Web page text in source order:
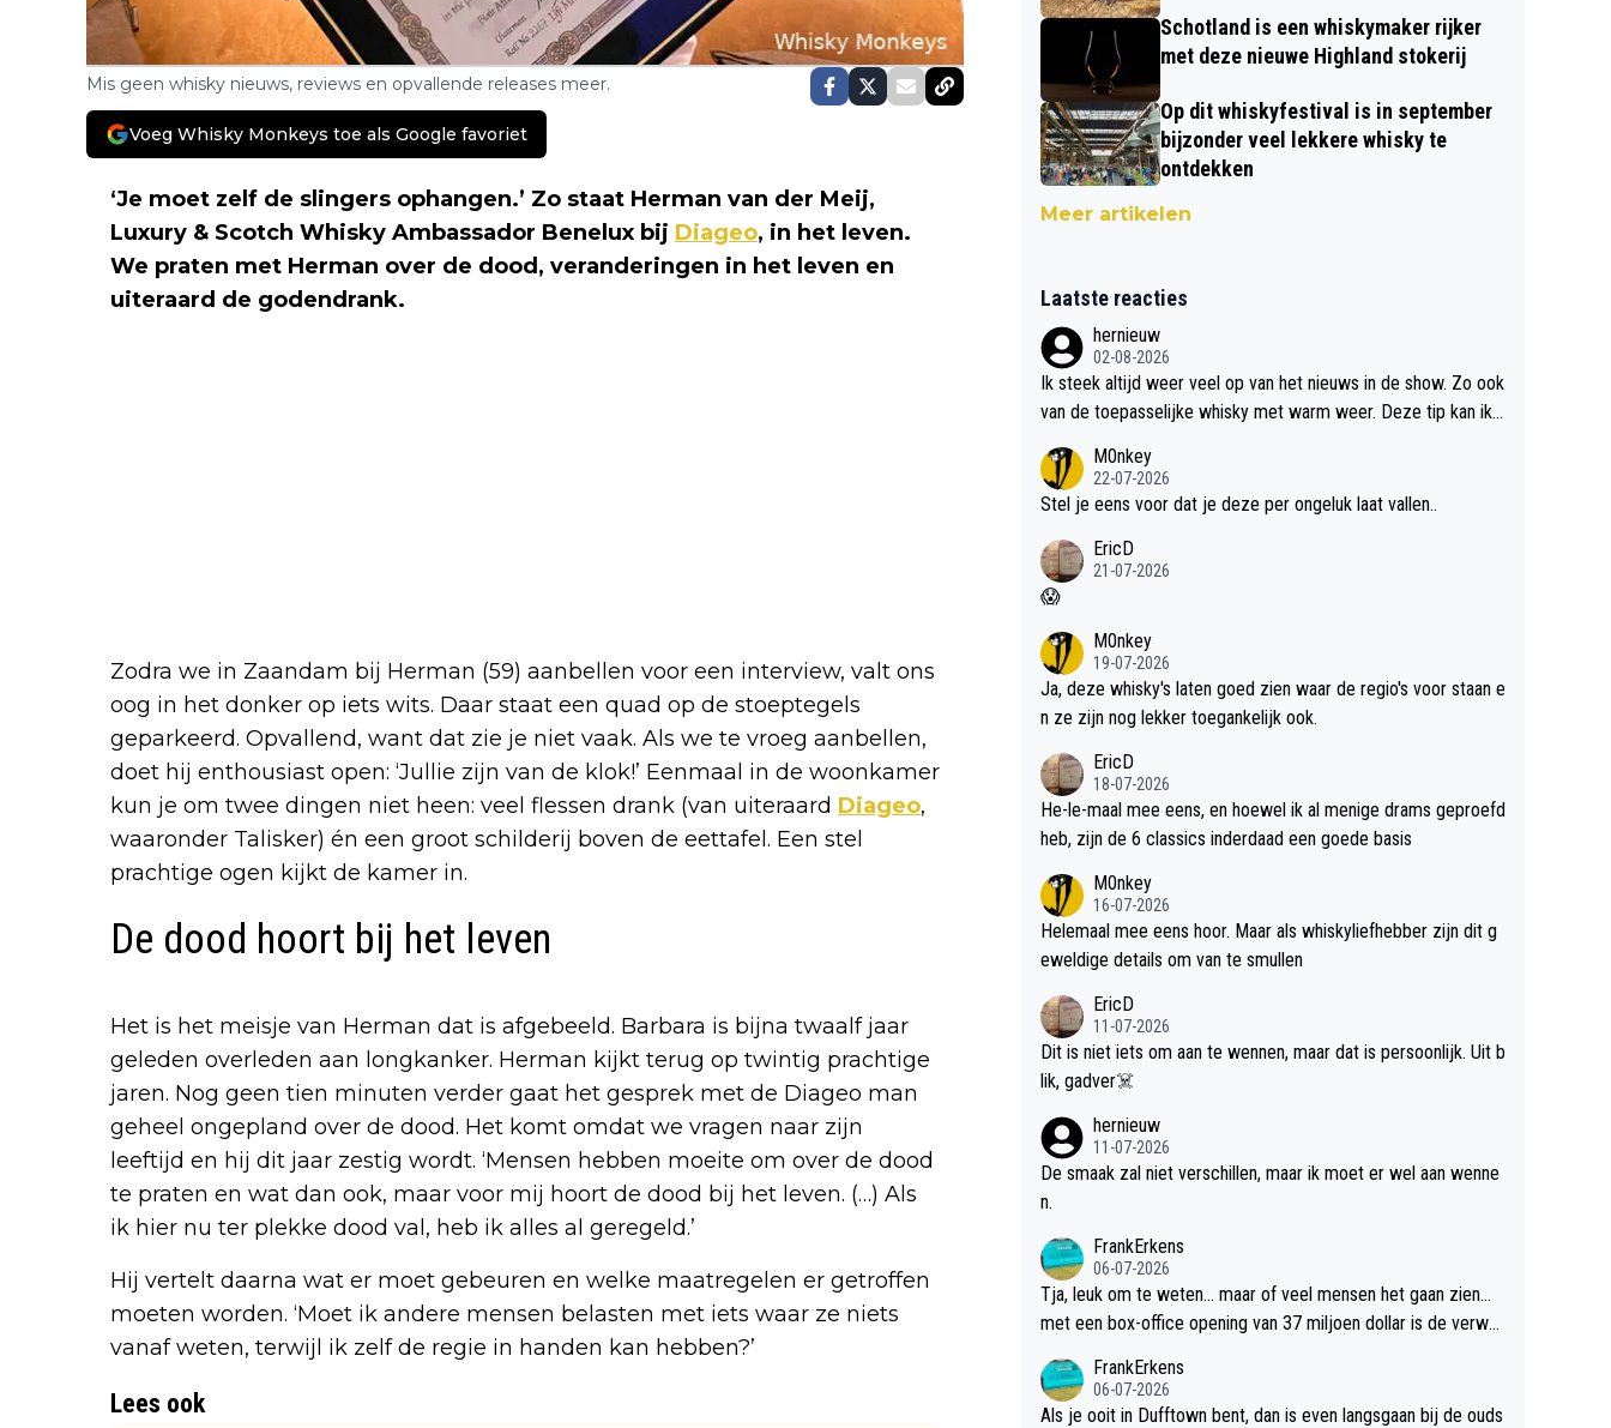
Mis geen whisky nieuws, reviews en opvallende releases meer.
Voeg Whisky Monkeys toe als Google favoriet
‘Je moet zelf de slingers ophangen.’ Zo staat Herman van der Meij,
Luxury & Scotch Whisky Ambassador Benelux bij Diageo, in het leven.
We praten met Herman over de dood, veranderingen in het leven en
uiteraard de godendrank.
Zodra we in Zaandam bij Herman (59) aanbellen voor een interview, valt ons
oog in het donker op iets wits. Daar staat een quad op de stoeptegels
geparkeerd. Opvallend, want dat zie je niet vaak. Als we te vroeg aanbellen,
doet hij enthousiast open: ‘Jullie zijn van de klok!’ Eenmaal in de woonkamer
kun je om twee dingen niet heen: veel flessen drank (van uiteraard Diageo,
waaronder Talisker) én een groot schilderij boven de eettafel. Een stel
prachtige ogen kijkt de kamer in.
De dood hoort bij het leven
Het is het meisje van Herman dat is afgebeeld. Barbara is bijna twaalf jaar
geleden overleden aan longkanker. Herman kijkt terug op twintig prachtige
jaren. Nog geen tien minuten verder gaat het gesprek met de Diageo man
geheel ongepland over de dood. Het komt omdat we vragen naar zijn
leeftijd en hij dit jaar zestig wordt. ‘Mensen hebben moeite om over de dood
te praten en wat dan ook, maar voor mij hoort de dood bij het leven. (…) Als
ik hier nu ter plekke dood val, heb ik alles al geregeld.’
Hij vertelt daarna wat er moet gebeuren en welke maatregelen er getroffen
moeten worden. ‘Moet ik andere mensen belasten met iets waar ze niets
vanaf weten, terwijl ik zelf de regie in handen kan hebben?’
Lees ook
Schotland is een whiskymaker rijker
met deze nieuwe Highland stokerij
Op dit whiskyfestival is in september
bijzonder veel lekkere whisky te
ontdekken
Meer artikelen
Laatste reacties
hernieuw
02-08-2026
Ik steek altijd weer veel op van het nieuws in de show. Zo ook
van de toepasselijke whisky met warm weer. Deze tip kan ik
M0nkey
22-07-2026
Stel je eens voor dat je deze per ongeluk laat vallen..
EricD
21-07-2026
😱
M0nkey
19-07-2026
Ja, deze whisky's laten goed zien waar de regio's voor staan e
n ze zijn nog lekker toegankelijk ook.
EricD
18-07-2026
He-le-maal mee eens, en hoewel ik al menige drams geproefd
heb, zijn de 6 classics inderdaad een goede basis
M0nkey
16-07-2026
Helemaal mee eens hoor. Maar als whiskyliefhebber zijn dit g
eweldige details om van te smullen
EricD
11-07-2026
Dit is niet iets om aan te wennen, maar dat is persoonlijk. Uit b
lik, gadver☠️
hernieuw
11-07-2026
De smaak zal niet verschillen, maar ik moet er wel aan wenne
n.
FrankErkens
06-07-2026
Tja, leuk om te weten... maar of veel mensen het gaan zien...
met een box-office opening van 37 miljoen dollar is de verwa
FrankErkens
06-07-2026
Als je ooit in Dufftown bent, dan is even langsgaan bij de ouds